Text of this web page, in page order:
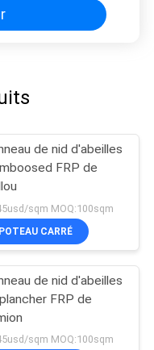
de nid d'abeilles
FRP de
sqm MOQ:100sqm
POTEAU CARRÉ
de nid d'abeilles
FRP de
sqm MOQ:100sqm